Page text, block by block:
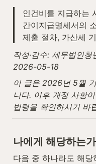
인건비를 지급하는
간이지급명세서의
제출 절차, 가산세
작성·감수: 세무법인
2026-05-18
이 글은 2026년 5월
니다. 이후 개정 사항
법령을 확인하시기 바
나에게 해당하는
다음 중 하나라도 해